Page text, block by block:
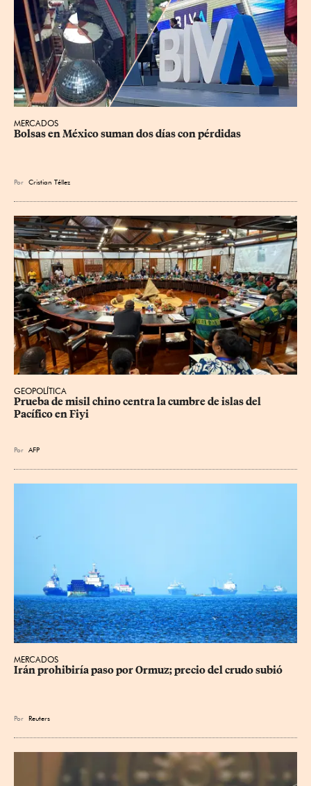
MERCADOS
Bolsas en México suman dos días con pérdidas
Por Cristian Téllez
GEOPOLÍTICA
Prueba de misil chino centra la cumbre de islas del
Pacífico en Fiyi
Por AFP
MERCADOS
Irán prohibiría paso por Ormuz; precio del crudo subió
Por Reuters